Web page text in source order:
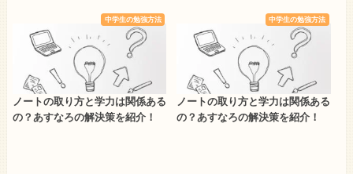
中学生の勉強方法
ノートの取り方と学力は関係ある
の？あすなろの解決策を紹介！
中学生の勉強方法
ノートの取り方と学力は関係ある
の？あすなろの解決策を紹介！